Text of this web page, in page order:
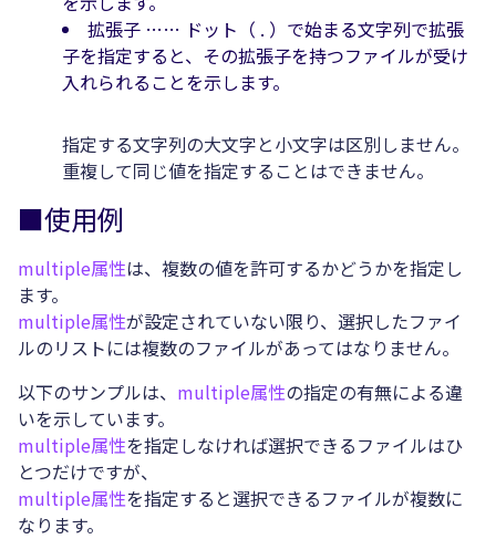
拡張子 …… ドット（ . ）で始まる文字列で拡張
子を指定すると、その拡張子を持つファイルが受け
入れられることを示します。
指定する文字列の大文字と小文字は区別しません。
重複して同じ値を指定することはできません。
■使用例
multiple属性は、複数の値を許可するかどうかを指定し
ます。
multiple属性が設定されていない限り、選択したファイ
ルのリストには複数のファイルがあってはなりません。
以下のサンプルは、 multiple属性の指定の有無による違
いを示しています。
multiple属性を指定しなければ選択できるファイルはひ
とつだけですが、
multiple属性を指定すると選択できるファイルが複数に
なります。